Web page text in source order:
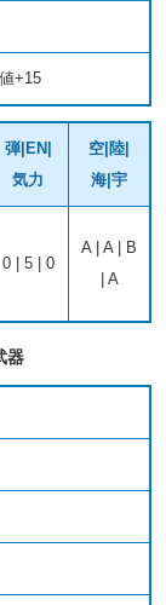
+15
弾|EN|
気力
空|陸|
海|宇
0 | 5 | 0
A | A | B
| A
器